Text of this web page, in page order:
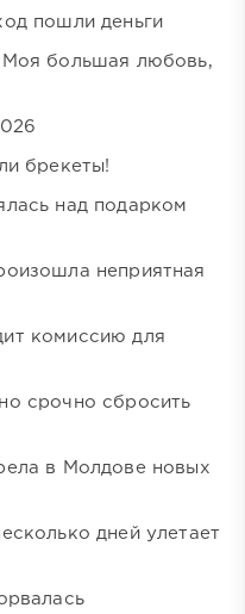
пошли деньги
большая любовь,
брекеты!
над подарком
неприятная
комиссию для
срочно сбросить
в Молдове новых
дней улетает